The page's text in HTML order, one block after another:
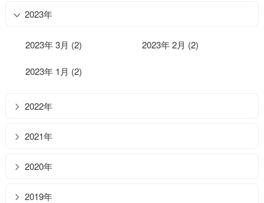
2023年
2023年 3月 (2) 2023年 2月 (2)
2023年 1月 (2)
2022年
2021年
2020年
2019年